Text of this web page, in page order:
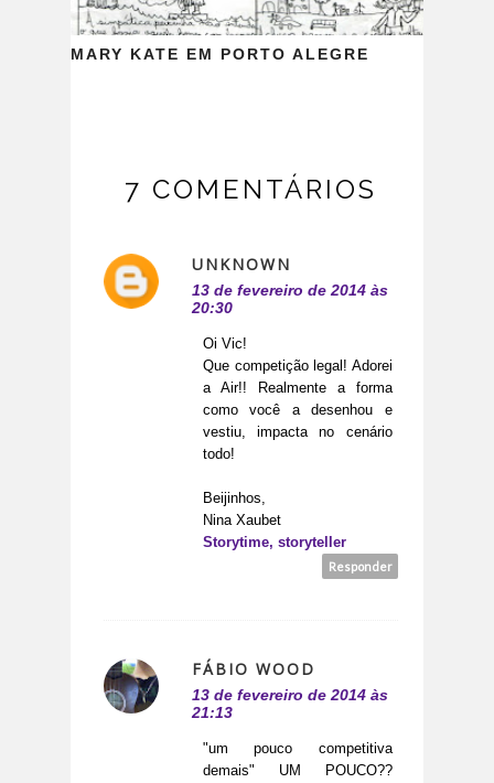
MARY KATE EM PORTO ALEGRE
7 COMENTÁRIOS
UNKNOWN
13 de fevereiro de 2014 às
20:30
Oi Vic!
Que competição legal! Adorei
a Air!! Realmente a forma
como você a desenhou e
vestiu, impacta no cenário
todo!
Beijinhos,
Nina Xaubet
Storytime, storyteller
Responder
FÁBIO WOOD
13 de fevereiro de 2014 às
21:13
"um pouco competitiva
demais" UM POUCO??